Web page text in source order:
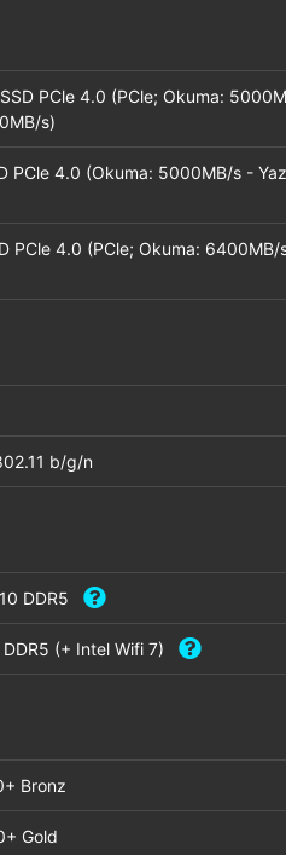
PCle 4.0 (PCle; Okuma:
s)
PCle 4.0 (Okuma: 5000MB/s -
PCle 4.0 (PCle; Okuma: 6400MB/
b/g/n
DDR5
DDR5 (+ Intel Wifi 7)
Bronz
Gold